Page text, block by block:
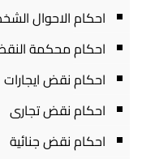
احكام الاحوال
احكام محكمة
احكام نقض ايجارات
احكام نقض تجارى
احكام نقض جنائية